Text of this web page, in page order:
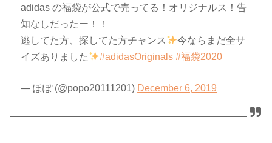
adidas の福袋が公式で売ってる！オリジナルス！告
知なしだったー！！
逃してた方、探してた方チャンス
今ならまだ全サ
イズありました
#adidasOriginals #福袋2020
— ぽぽ (@popo20111201) December 6, 2019